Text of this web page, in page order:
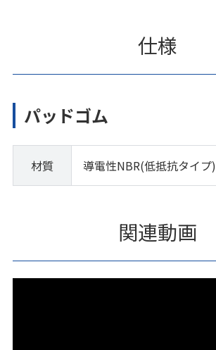
仕様
パッドゴム
材質 導電性NBR(低抵抗タイプ)
関連動画